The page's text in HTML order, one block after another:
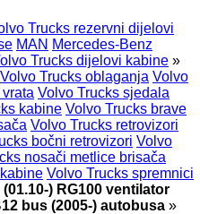
Trucks rezervni dijelovi
MAN Mercedes-Benz
Trucks dijelovi kabine »
Volvo Trucks oblaganja Volvo
Volvo Trucks sjedala
kabine Volvo Trucks brave
Volvo Trucks retrovizori
bočni retrovizori Volvo
nosači metlice brisača
Volvo Trucks spremnici
) RG100 ventilator
bus (2005-) autobusa »